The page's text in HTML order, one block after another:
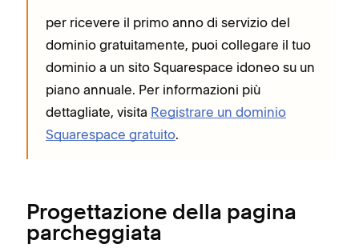
per ricevere il primo anno di servizio del
dominio gratuitamente, puoi collegare il tuo
dominio a un sito Squarespace idoneo su un
piano annuale. Per informazioni più
dettagliate, visita Registrare un dominio
Squarespace gratuito.
Progettazione della pagina
parcheggiata